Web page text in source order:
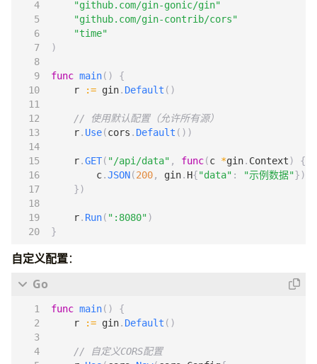
"github.com/gin-gonic/gin"
"github.com/gin-contrib/cors"
"time"
)
func main()
{
r
:= gin. Default ()
// 使用默认配置（允许所有源）
r. Use(cors . Default ())
r.GET( "/api/data" , func(c *gin. Context)
{
c.JSON(200, gin. H{"data" : "示例数据"})
})
r. Run( ":8080")
}
自定义配置：
func main()
{
r
:= gin. Default ()
// 自定义CORS配置